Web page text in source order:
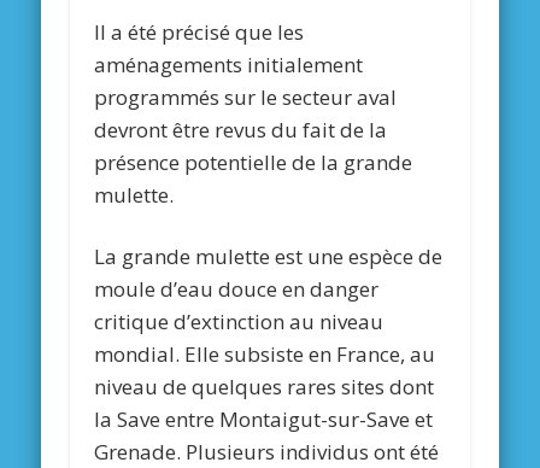
Il a été précisé que les
aménagements initialement
programmés sur le secteur aval
devront être revus du fait de la
présence potentielle de la grande
mulette.
La grande mulette est une espèce de
moule d’eau douce en danger
critique d’extinction au niveau
mondial. Elle subsiste en France, au
niveau de quelques rares sites dont
la Save entre Montaigut-sur-Save et
Grenade. Plusieurs individus ont été